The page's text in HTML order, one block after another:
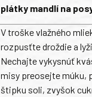
plátky mandlí na
V troške vlažného
rozpusťte droždie a
Nechajte vykysnúť
misy preosejte múku,
štipku soli, zvyšok